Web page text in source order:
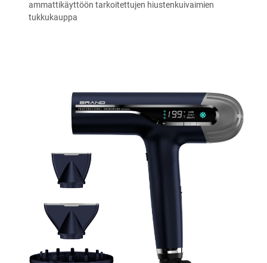
ammattikäyttöön tarkoitettujen hiustenkuivaimien
tukkukauppa